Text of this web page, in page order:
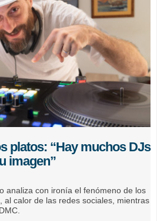
platos: “Hay muchos DJs
imagen”
analiza con ironía el fenómeno de los
al calor de las redes sociales, mientras